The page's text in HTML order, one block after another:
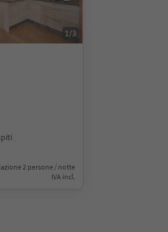
2 persone / notte
IVA incl.
1 /3